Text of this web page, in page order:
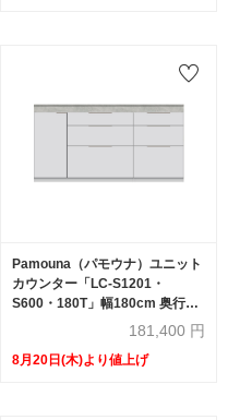
Pamouna（パモウナ）ユニット
カウンター「LC-S1201・
S600・180T」幅180cm 奥行
46cm 高さ92.7cm 引出し+扉収
納（扉：向かって左） 引出し収
納 下台全4色 天板全2色
181,400 円
8月20日(木)より値上げ